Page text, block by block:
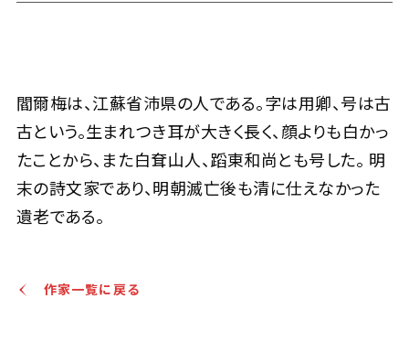
閻爾梅は、江蘇省沛県の人である。字は用卿、号は古
古という。生まれつき耳が大きく長く、顔よりも白かっ
たことから、また白耷山人、蹈東和尚とも号した。 明
末の詩文家であり、明朝滅亡後も清に仕えなかった
遺老である。
作家一覧に戻る